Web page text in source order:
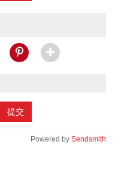
提交
Powered by Sendsmith